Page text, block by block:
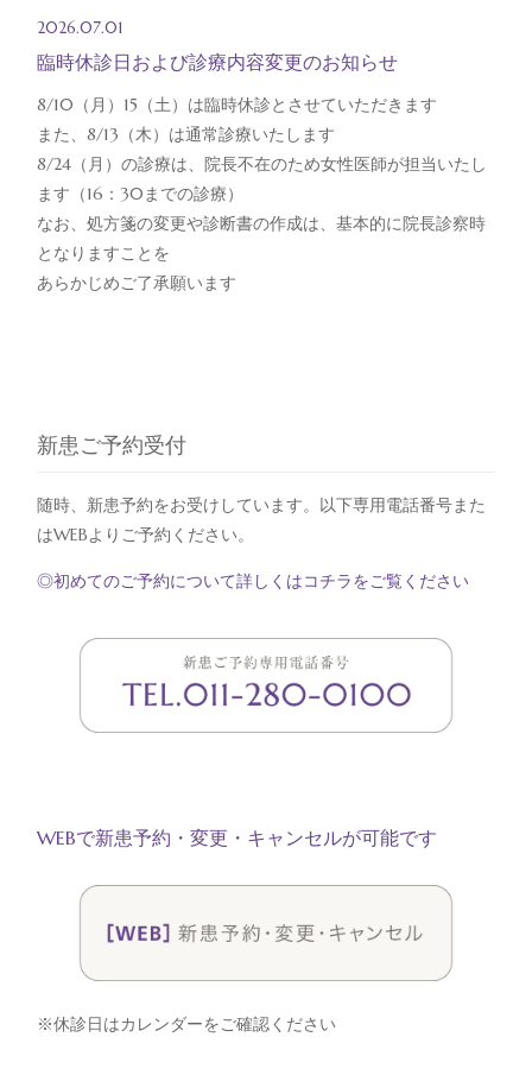
2026.07.01
臨時休診日および診療内容変更のお知らせ
8/10（月）15（土）は臨時休診とさせていただきます
また、8/13（木）は通常診療いたします
8/24（月）の診療は、院長不在のため女性医師が担当いたし
ます（16：30までの診療）
なお、処方箋の変更や診断書の作成は、基本的に院長診察時
となりますことを
あらかじめご了承願います
新患ご予約受付
随時、新患予約をお受けしています。以下専用電話番号また
はWEBよりご予約ください。
◎初めてのご予約について詳しくはコチラをご覧ください
WEBで新患予約・変更・キャンセルが可能です
※休診日はカレンダーをご確認ください